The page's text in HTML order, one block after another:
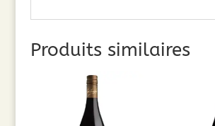
Produits similaires